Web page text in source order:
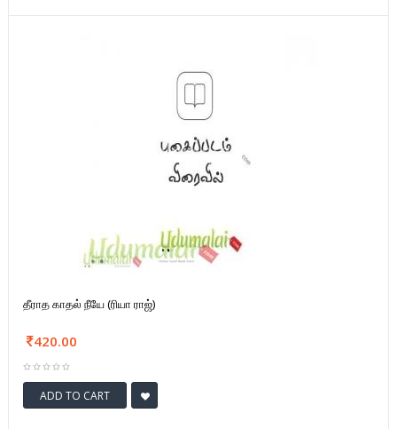
தீராத காதல் நீயே (ரியா ராஜ்)
420.00
ADD TO CART